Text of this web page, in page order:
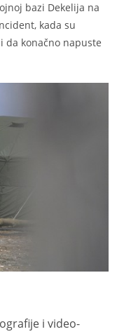
bazi Dekelija na
kada su
konačno napuste
i video-